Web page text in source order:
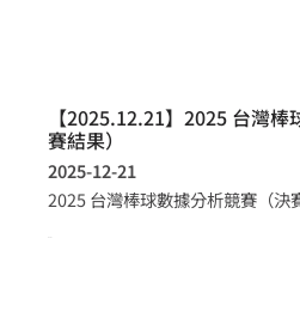
【2025.12.21】2025 台灣
賽結果）
2025-12-21
2025 台灣棒球數據分析競賽（決